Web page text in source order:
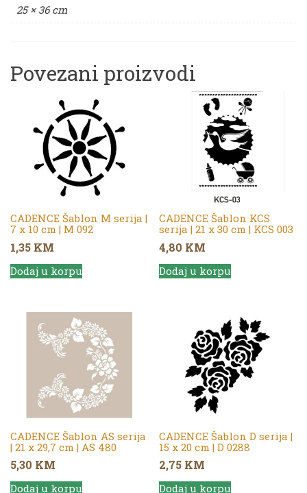
25 × 36 cm
Povezani proizvodi
CADENCE Šablon M serija |
7 x 10 cm | M 092
1,35 KM
Dodaj u korpu
CADENCE Šablon KCS
serija | 21 x 30 cm | KCS 003
4,80 KM
Dodaj u korpu
CADENCE Šablon AS serija
| 21 x 29,7 cm | AS 480
5,30 KM
Dodaj u korpu
CADENCE Šablon D serija |
15 x 20 cm | D 0288
2,75 KM
Dodaj u korpu